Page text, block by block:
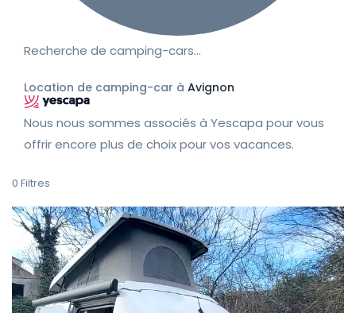
Recherche de camping-cars…
Location de camping-car à Avignon
Nous nous sommes associés à Yescapa pour vous
offrir encore plus de choix pour vos vacances.
0 Filtres